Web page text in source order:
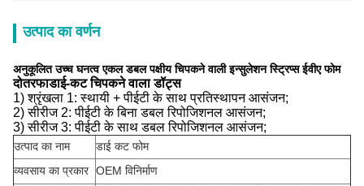
उत्पाद का वर्णन
अनुकूलित उच्च घनत्व एकल डबल पक्षीय चिपकने वाली इन्सुलेशन स्ट्रिप्स ईवीए फोम
दोतरफाडाई-कट चिपकने वाला डॉट्स
1) श्रृंखला 1: स्थायी + पीईटी के साथ प्रतिस्थापन आसंजन;
2) सीरीज 2: पीईटी के बिना डबल रिपोजिशनल आसंजन;
3) सीरीज 3: पीईटी के साथ डबल रिपोजिशनल आसंजन;
उत्पाद का नाम
डाई कट फोम
व्यवसाय का प्रकार OEM विनिर्माण